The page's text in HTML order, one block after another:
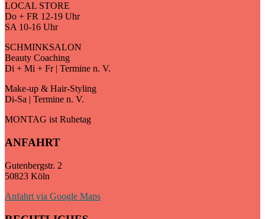
LOCAL STORE
Do + FR 12-19 Uhr
SA 10-16 Uhr
SCHMINKSALON
Beauty Coaching
Di + Mi + Fr | Termine n. V.
Make-up & Hair-Styling
Di-Sa | Termine n. V.
MONTAG ist Ruhetag
ANFAHRT
Gutenbergstr. 2
50823 Köln
Anfahrt via Google Maps